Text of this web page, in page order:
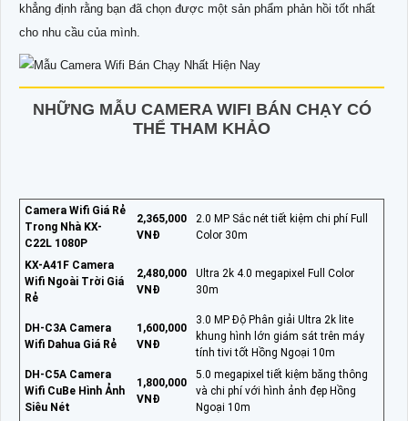
khẳng định rằng bạn đã chọn được một sản phẩm phản hồi tốt nhất
cho nhu cầu của mình.
NHỮNG MẪU CAMERA WIFI BÁN CHẠY CÓ
THỂ THAM KHẢO
Camera Wifi Giá Rẻ
Trong Nhà KX-
C22L 1080P
2,365,000
VNĐ
2.0 MP Sắc nét tiết kiệm chi phí Full
Color 30m
KX-A41F Camera
Wifi Ngoài Trời Giá
Rẻ
2,480,000
VNĐ
Ultra 2k 4.0 megapixel Full Color
30m
DH-C3A Camera
Wifi Dahua Giá Rẻ
1,600,000
VNĐ
3.0 MP Độ Phân giải Ultra 2k lite
khung hình lớn giám sát trên máy
tính tivi tốt Hồng Ngoại 10m
DH-C5A Camera
Wifi CuBe Hình Ảnh
Siêu Nét
1,800,000
VNĐ
5.0 megapixel tiết kiệm băng thông
và chi phí với hình ảnh đẹp Hồng
Ngoại 10m